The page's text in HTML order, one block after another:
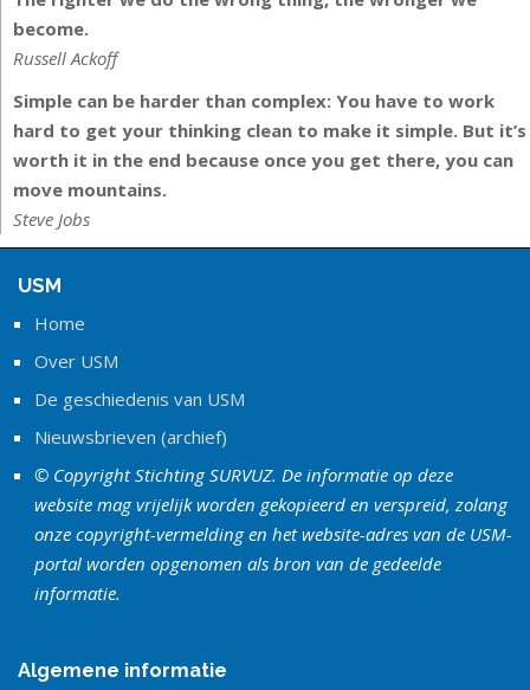
become.
Russell Ackoff
Simple can be harder than complex: You have to work
hard to get your thinking clean to make it simple. But it’s
worth it in the end because once you get there, you can
move mountains.
Steve Jobs
USM
Home
Over USM
De geschiedenis van USM
Nieuwsbrieven (archief)
© Copyright Stichting SURVUZ. De informatie op deze
website mag vrijelijk worden gekopieerd en verspreid, zolang
onze copyright-vermelding en het website-adres van de USM-
portal worden opgenomen als bron van de gedeelde
informatie.
Algemene informatie